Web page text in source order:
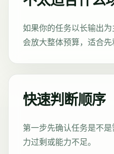
如果你的任务以长输出
会放大整体预算，适合先
快速判断顺序
第一步先确认任务是不
力过剩或能力不足。